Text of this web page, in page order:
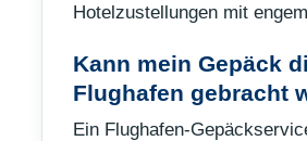
Hotelzustellungen mit
Kann mein Gepäck
Flughafen gebracht
Ein Flughafen-